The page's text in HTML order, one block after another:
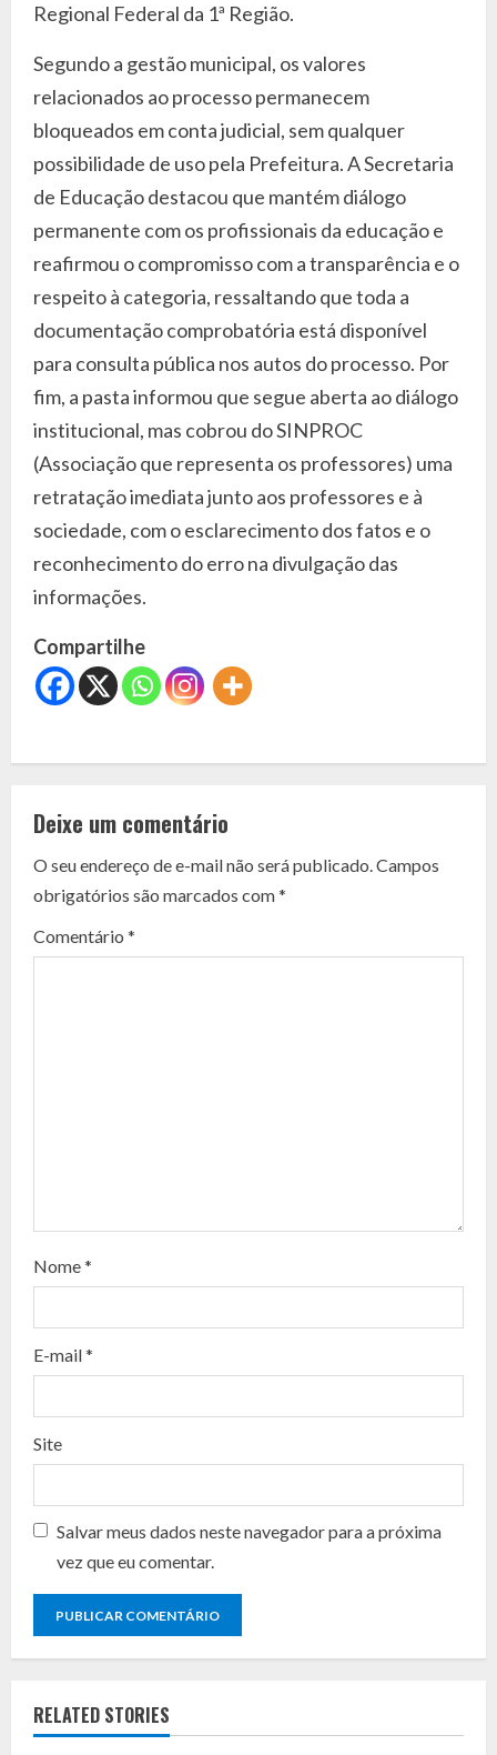
Regional Federal da 1ª Região.
Segundo a gestão municipal, os valores
relacionados ao processo permanecem
bloqueados em conta judicial, sem qualquer
possibilidade de uso pela Prefeitura. A Secretaria
de Educação destacou que mantém diálogo
permanente com os profissionais da educação e
reafirmou o compromisso com a transparência e o
respeito à categoria, ressaltando que toda a
documentação comprobatória está disponível
para consulta pública nos autos do processo. Por
fim, a pasta informou que segue aberta ao diálogo
institucional, mas cobrou do SINPROC
(Associação que representa os professores) uma
retratação imediata junto aos professores e à
sociedade, com o esclarecimento dos fatos e o
reconhecimento do erro na divulgação das
informações.
Compartilhe
C
n
t
i
a
d
n
g
Deixe um comentário
O seu endereço de e-mail não será publicado.Campos
obrigatórios são marcados com*
Comentário *
Nome*
E-mail*
Site
Salvar meus dados neste navegador para a próxima
vez que eu comentar.
RELATED STORIES